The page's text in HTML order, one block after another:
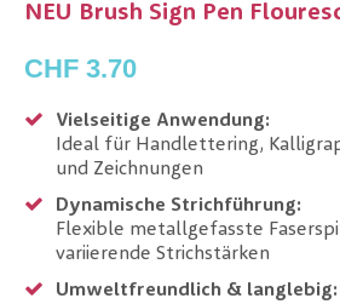
NEU Brush Sign Pen
CHF 3.70
Vielseitige Anwendung:
Ideal für Handlettering,
und Zeichnungen
Dynamische Strichführung:
Flexible metallgefasste
variierende Strichstärken
Umweltfreundlich & langlebig: